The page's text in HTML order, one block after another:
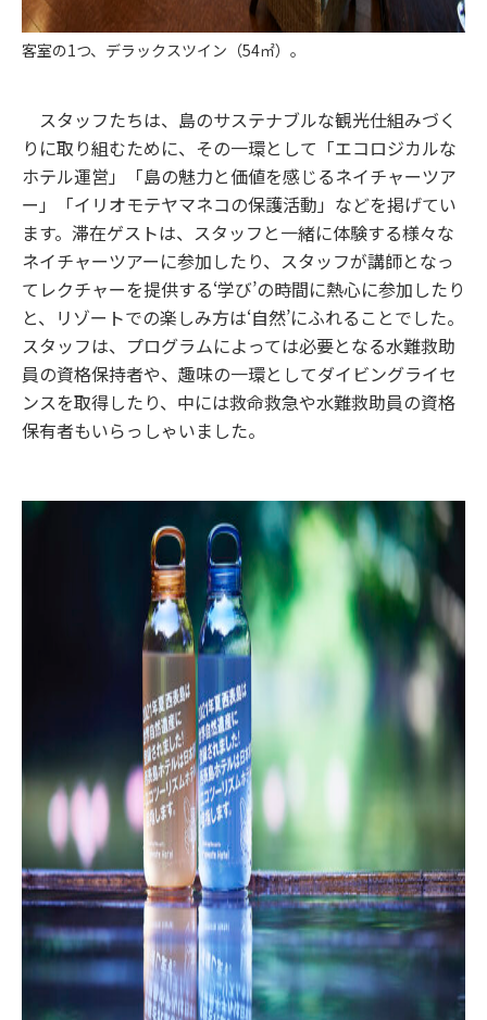
客室の1つ、デラックスツイン（54㎡）。
スタッフたちは、島のサステナブルな観光仕組みづく
りに取り組むために、その一環として「エコロジカルな
ホテル運営」「島の魅力と価値を感じるネイチャーツア
ー」「イリオモテヤマネコの保護活動」などを掲げてい
ます。滞在ゲストは、スタッフと一緒に体験する様々な
ネイチャーツアーに参加したり、スタッフが講師となっ
てレクチャーを提供する‘学び’の時間に熱心に参加したり
と、リゾートでの楽しみ方は‘自然’にふれることでした。
スタッフは、プログラムによっては必要となる水難救助
員の資格保持者や、趣味の一環としてダイビングライセ
ンスを取得したり、中には救命救急や水難救助員の資格
保有者もいらっしゃいました。